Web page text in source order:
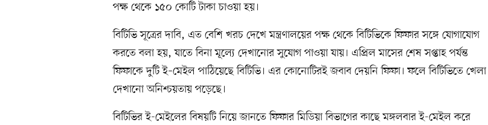
পক্ষ থেকে ১৫০ কোটি টাকা চাওয়া হয়।
বিটিভি সূত্রের দাবি, এত বেশি খরচ দেখে মন্ত্রণালয়ের পক্ষ থেকে বিটিভিকে ফিফার সঙ্গে যোগাযোগ
করতে বলা হয়, যাতে বিনা মূল্যে দেখানোর সুযোগ পাওয়া যায়। এপ্রিল মাসের শেষ সপ্তাহ পর্যন্ত
ফিফাকে দুটি ই–মেইল পাঠিয়েছে বিটিভি। এর কোনোটিরই জবাব দেয়নি ফিফা। ফলে বিটিভিতে খেলা
দেখানো অনিশ্চয়তায় পড়েছে।
বিটিভির ই-মেইলের বিষয়টি নিয়ে জানতে ফিফার মিডিয়া বিভাগের কাছে মঙ্গলবার ই-মেইল করে